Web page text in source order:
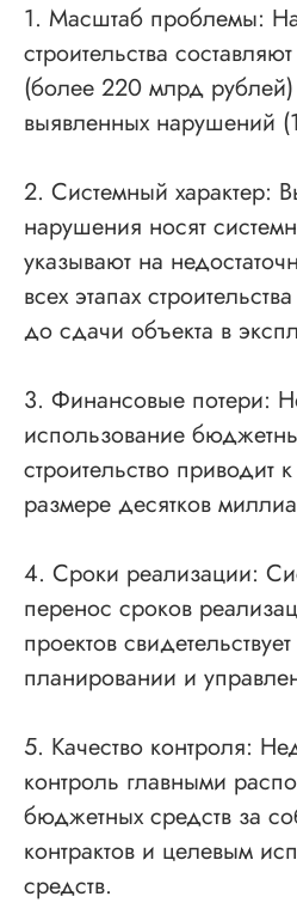
1. Масштаб проблемы:
строительства
(более 220 млрд
выявленных нарушений
2. Системный характер:
нарушения носят
указывают на
всех этапах
до сдачи объекта в
3. Финансовые потери:
использование
строительство приводит
размере десятков
4. Сроки реализации:
перенос сроков
проектов
планировании и
5. Качество контроля:
контроль главными
бюджетных средств за
контрактов и целевым
средств.